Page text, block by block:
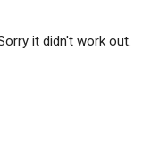
it didn't work out.